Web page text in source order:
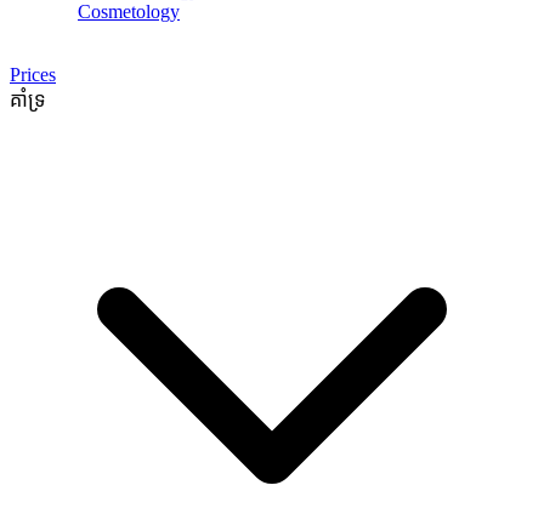
Cosmetology
Prices
គាំទ្រ